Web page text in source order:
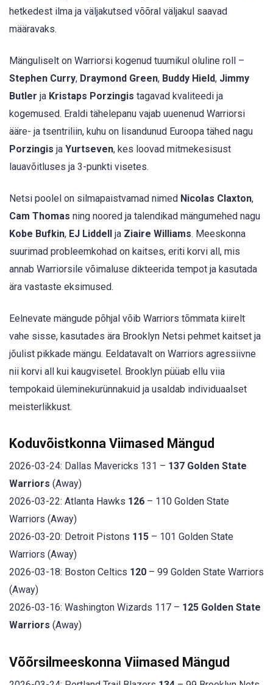
hetkedest ilma ja väljakutsed võõral väljakul saavad
määravaks.
Mänguliselt on Warriorsi kogenud tuumikul oluline roll –
Stephen Curry, Draymond Green, Buddy Hield, Jimmy
Butler ja Kristaps Porzingis tagavad kvaliteedi ja
kogemused. Eraldi tähelepanu vajab uuenenud Warriorsi
ääre- ja tsentriliin, kuhu on lisandunud Euroopa tähed nagu
Porzingis ja Yurtseven, kes loovad mitmekesisust
lauavõitluses ja 3-punkti visetes.
Netsi poolel on silmapaistvamad nimed Nicolas Claxton,
Cam Thomas ning noored ja talendikad mängumehed nagu
Kobe Bufkin, EJ Liddell ja Ziaire Williams. Meeskonna
suurimad probleemkohad on kaitses, eriti korvi all, mis
annab Warriorsile võimaluse dikteerida tempot ja kasutada
ära vastaste eksimused.
Eelnevate mängude põhjal võib Warriors tõmmata kiirelt
vahe sisse, kasutades ära Brooklyn Netsi pehmet kaitset ja
jõulist pikkade mängu. Eeldatavalt on Warriors agressiivne
nii korvi all kui kaugvisetel. Brooklyn püüab ellu viia
tempokaid üleminekurünnakuid ja usaldab individuaalset
meisterlikkust.
Koduvõistkonna Viimased Mängud
2026-03-24: Dallas Mavericks 131 – 137 Golden State
Warriors (Away)
2026-03-22: Atlanta Hawks 126 – 110 Golden State
Warriors (Away)
2026-03-20: Detroit Pistons 115 – 101 Golden State
Warriors (Away)
2026-03-18: Boston Celtics 120 – 99 Golden State Warriors
(Away)
2026-03-16: Washington Wizards 117 – 125 Golden State
Warriors (Away)
Võõrsilmeeskonna Viimased Mängud